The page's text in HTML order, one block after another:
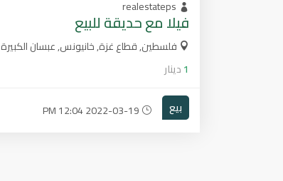
realestateps
فيلا مع حديقة للبيع
فلسطين, قطاع غزة, خانيونس, عبسان الكبيرة
1دينار
بيع